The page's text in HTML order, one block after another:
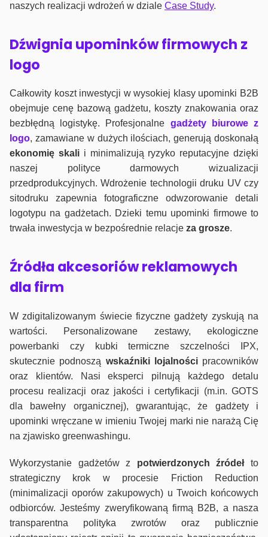
naszych realizacji wdrożeń w dziale Case Study.
Dźwignia upominków firmowych z
logo
Całkowity koszt inwestycji w wysokiej klasy upominki B2B
obejmuje cenę bazową gadżetu, koszty znakowania oraz
bezbłędną logistykę. Profesjonalne gadżety biurowe z
logo, zamawiane w dużych ilościach, generują doskonałą
ekonomię skalii minimalizują ryzyko reputacyjne dzięki
naszej polityce darmowych wizualizacji
przedprodukcyjnych. Wdrożenie technologii druku UV czy
sitodruku zapewnia fotograficzne odwzorowanie detali
logotypu na gadżetach. Dzieki temu upominki firmowe to
trwała inwestycja w bezpośrednie relacje za grosze.
Źródła akcesoriów reklamowych
dla firm
W zdigitalizowanym świecie fizyczne gadżety zyskują na
wartości. Personalizowane zestawy, ekologiczne
powerbanki czy kubki termiczne szczelności IPX,
skutecznie podnoszą wskaźniki lojalnościpracowników
oraz klientów. Nasi eksperci pilnują każdego detalu
procesu realizacji oraz jakości i certyfikacji (m.in. GOTS
dla bawełny organicznej), gwarantując, że gadżety i
upominki wręczane w imieniu Twojej marki nie narażą Cię
na zjawisko greenwashingu.
Wykorzystanie gadżetów z potwierdzonych źródełto
strategiczny krok w procesie Friction Reduction
(minimalizacji oporów zakupowych) u Twoich końcowych
odbiorców. Jesteśmy zweryfikowaną firmą B2B, a nasza
transparentna polityka zwrotów oraz publicznie